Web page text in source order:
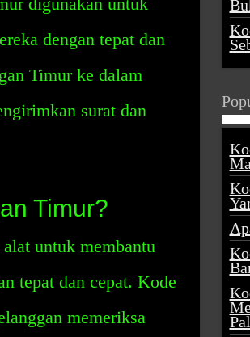
dengan tepat dan
Timur ke dalam
surat dan
Timur?
untuk membantu
tepat dan cepat. Kode
memeriksa